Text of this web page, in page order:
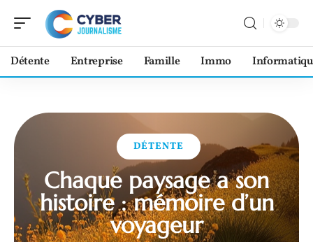
Détente Entreprise Famille Immo
DÉTENTE
Chaque paysage a son
histoire : mémoire d’un
voyageur